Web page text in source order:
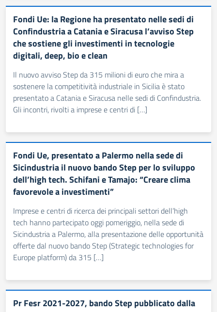
Fondi Ue: la Regione ha presentato nelle sedi di
Confindustria a Catania e Siracusa l’avviso Step
che sostiene gli investimenti in tecnologie
digitali, deep, bio e clean
Il nuovo avviso Step da 315 milioni di euro che mira a
sostenere la competitività industriale in Sicilia è stato
presentato a Catania e Siracusa nelle sedi di Confindustria.
Gli incontri, rivolti a imprese e centri di […]
Fondi Ue, presentato a Palermo nella sede di
Sicindustria il nuovo bando Step per lo sviluppo
dell’high tech. Schifani e Tamajo: “Creare clima
favorevole a investimenti”
Imprese e centri di ricerca dei principali settori dell’high
tech hanno partecipato oggi pomeriggio, nella sede di
Sicindustria a Palermo, alla presentazione delle opportunità
offerte dal nuovo bando Step (Strategic technologies for
Europe platform) da 315 […]
Pr Fesr 2021-2027, bando Step pubblicato dalla